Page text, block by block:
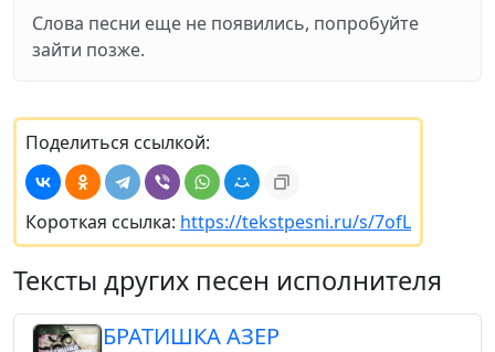
Слова песни еще не появились, попробуйте
зайти позже.
Поделиться ссылкой:
Короткая ссылка: https://tekstpesni.ru/s/7ofL
Тексты других песен исполнителя
БРАТИШКА АЗЕР